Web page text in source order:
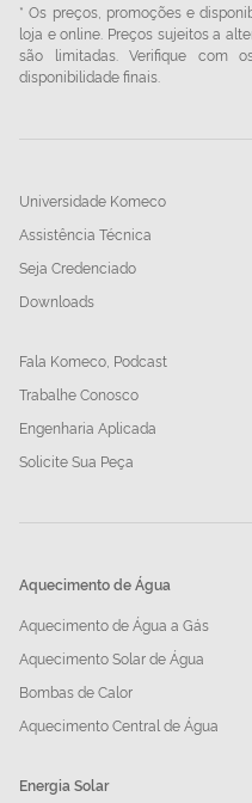
* Os preços, promoções e
loja e online. Preços sujeitos a
são limitadas. Verifique com
disponibilidade finais.
Universidade Komeco
Assistência Técnica
Seja Credenciado
Downloads
Fala Komeco, Podcast
Trabalhe Conosco
Engenharia Aplicada
Solicite Sua Peça
Aquecimento de Água
Aquecimento de Água a Gás
Aquecimento Solar de Água
Bombas de Calor
Aquecimento Central de Água
Energia Solar